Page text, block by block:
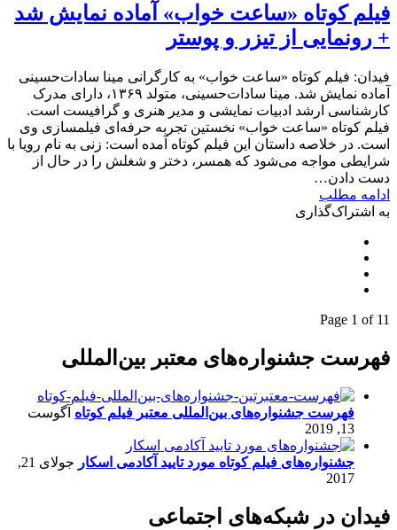
فیلم کوتاه «ساعت خواب» آماده نمایش شد
+ رونمایی از تیزر و پوستر
فیدان: فیلم کوتاه «ساعت خواب» به کارگرانی مینا سادات‌حسینی
آماده نمایش شد. مینا سادات‌حسینی، متولد ۱۳۶۹، دارای مدرک
کارشناسی ارشد ادبیات نمایشی و مدیر هنری و گرافیست است.
فیلم کوتاه «ساعت خواب» نخستین تجربه حرفه‌ای فیلمسازی وی
است. در خلاصه داستان این فیلم کوتاه آمده است: زنی به نام رویا با
شرایطی مواجه می‌شود که همسر، دختر و شغلش را در حال از
دست دادن…
ادامه مطلب
به اشتراک‌گذاری
Page 1 of 11
فهرست جشنواره‌های معتبر بین‌المللی
فهرست جشنواره‌های بین‌المللی معتبر فیلم کوتاه آگوست
13, 2019
جشنواره‌های فیلم کوتاه مورد تایید آکادمی اسکار
جولای 21,
2017
فیدان در شبکه‌های اجتماعی